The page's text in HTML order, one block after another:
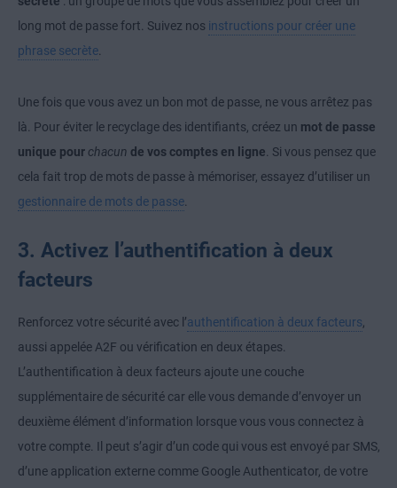
long mot de passe fort. Suivez nos instructions pour créer une
phrase secrète.
Une fois que vous avez un bon mot de passe, ne vous arrêtez pas
là. Pour éviter le recyclage des identifiants, créez un mot de passe
unique pour chacun de vos comptes en ligne. Si vous pensez que
cela fait trop de mots de passe à mémoriser, essayez d’utiliser un
gestionnaire de mots de passe.
3. Activez l’authentification à deux
facteurs
Renforcez votre sécurité avec l’authentification à deux facteurs,
aussi appelée A2F ou vérification en deux étapes.
L’authentification à deux facteurs ajoute une couche
supplémentaire de sécurité car elle vous demande d’envoyer un
deuxième élément d’information lorsque vous vous connectez à
votre compte. Il peut s’agir d’un code qui vous est envoyé par SMS,
d’une application externe comme Google Authenticator, de votre